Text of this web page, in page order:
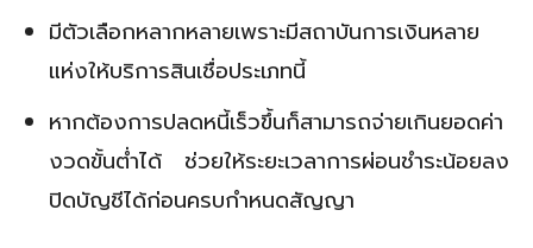
มีตัวเลือกหลากหลายเพราะมีสถาบันการเงินหลาย
แห่งให้บริการสินเชื่อประเภทนี้
หากต้องการปลดหนี้เร็วขึ้นก็สามารถจ่ายเกินยอดค่า
งวดขั้นต่ำได้ ช่วยให้ระยะเวลาการผ่อนชำระน้อยลง
ปิดบัญชีได้ก่อนครบกำหนดสัญญา